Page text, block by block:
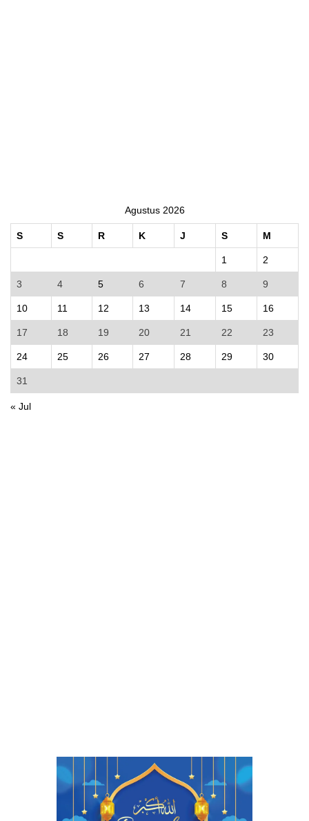
Agustus 2026
S S R K J S M
1 2
3 4 5 6 7 8 9
10 11 12 13 14 15 16
17 18 19 20 21 22 23
24 25 26 27 28 29 30
31
« Jul